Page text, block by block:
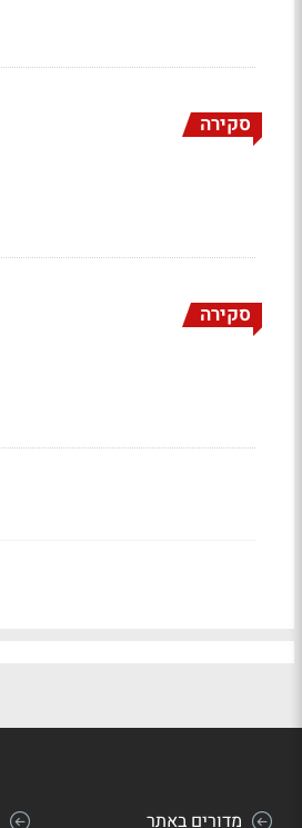
סקירה
סקירה
מדורים באתר